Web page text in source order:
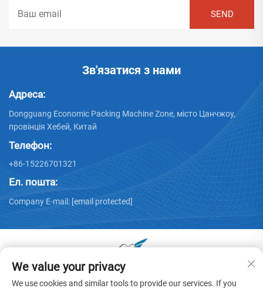
Зв'язатися з нами
Адреса:
Dongguang Economic Packing Machine Zone, місто Цанчжоу,
провінція Хебей, Китай
Телефон:
+86-15226701321
Ел. пошта:
Company E-mail: [email protected]
Усі права захищені © 2025 Dongguang Huayu Carton
We value your privacy
We use cookies and similar tools to provide our services. If you